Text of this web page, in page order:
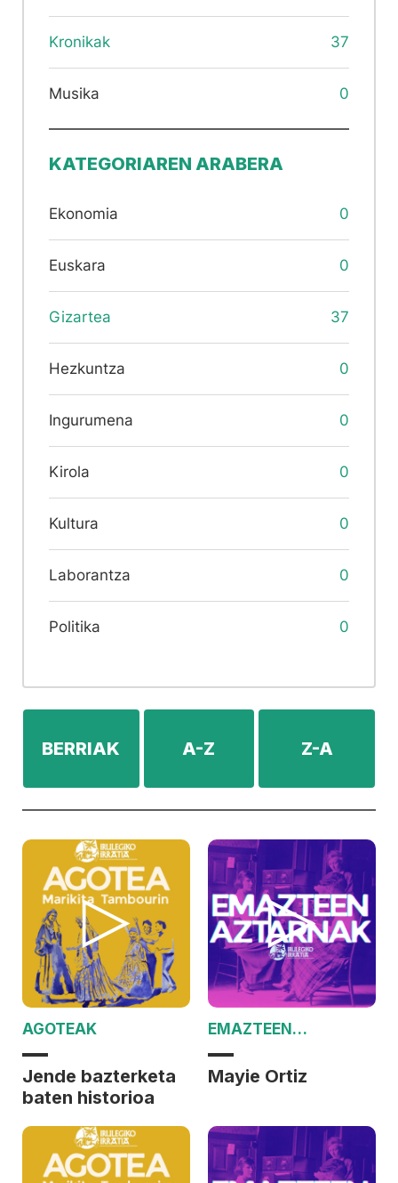
Kronikak 37
Musika 0
KATEGORIAREN ARABERA
Ekonomia 0
Euskara 0
Gizartea 37
Hezkuntza 0
Ingurumena 0
Kirola 0
Kultura 0
Laborantza 0
Politika 0
BERRIAK A-Z Z-A
AGOTEAK
Jende bazterketa
baten historioa
EMAZTEEN
AZTARNAK
Mayie Ortiz